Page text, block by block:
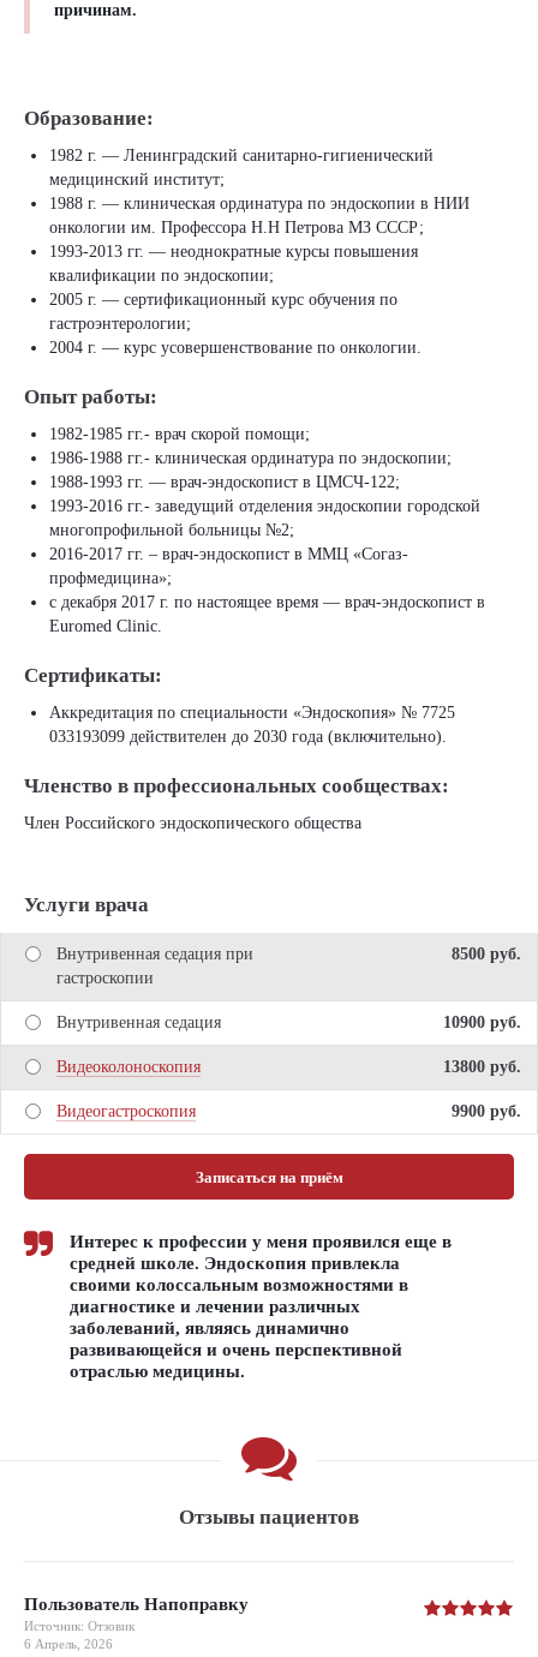
причинам.
Образование:
1982 г. — Ленинградский санитарно-гигиенический
медицинский институт;
1988 г. — клиническая ординатура по эндоскопии в НИИ
онкологии им. Профессора Н.Н Петрова МЗ СССР;
1993-2013 гг. — неоднократные курсы повышения
квалификации по эндоскопии;
2005 г. — сертификационный курс обучения по
гастроэнтерологии;
2004 г. — курс усовершенствование по онкологии.
Опыт работы:
1982-1985 гг.- врач скорой помощи;
1986-1988 гг.- клиническая ординатура по эндоскопии;
1988-1993 гг. — врач-эндоскопист в ЦМСЧ-122;
1993-2016 гг.- заведущий отделения эндоскопии городской
многопрофильной больницы №2;
2016-2017 гг. – врач-эндоскопист в ММЦ «Согаз-
профмедицина»;
с декабря 2017 г. по настоящее время — врач-эндоскопист в
Euromed Clinic.
Сертификаты:
Аккредитация по специальности «Эндоскопия» № 7725
033193099 действителен до 2030 года (включительно).
Членство в профессиональных сообществах:
Член Российского эндоскопического общества
Услуги врача
Внутривенная седация при
гастроскопии
8500 pуб.
Внутривенная седация 10900 pуб.
Видеоколоноскопия 13800 pуб.
Видеогастроскопия 9900 pуб.
Записаться на приём
Интерес к профессии у меня проявился еще в
средней школе. Эндоскопия привлекла
своими колоссальным возможностями в
диагностике и лечении различных
заболеваний, являясь динамично
развивающейся и очень перспективной
отраслью медицины.
Отзывы пациентов
Пользователь Напоправку
Источник: Отзовик
6 Апрель, 2026